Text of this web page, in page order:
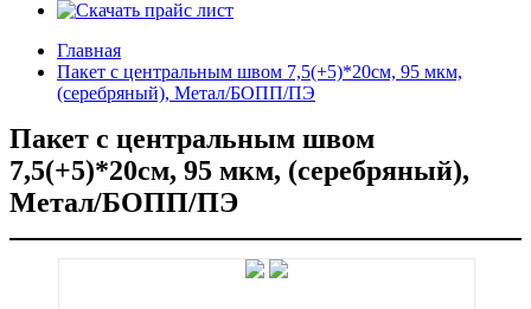
Главная
Пакет с центральным швом 7,5(+5)*20см, 95 мкм,
(серебряный), Метал/БОПП/ПЭ
Пакет с центральным швом
7,5(+5)*20см, 95 мкм, (серебряный),
Метал/БОПП/ПЭ